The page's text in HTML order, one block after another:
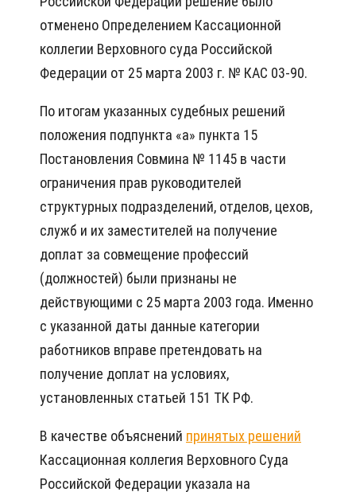
отменено Определением Кассационной
коллегии Верховного суда Российской
Федерации от 25 марта 2003 г. № КАС 03-90.
По итогам указанных судебных решений
положения подпункта «а» пункта 15
Постановления Совмина № 1145 в части
ограничения прав руководителей
структурных подразделений, отделов, цехов,
служб и их заместителей на получение
доплат за совмещение профессий
(должностей) были признаны не
действующими с 25 марта 2003 года. Именно
с указанной даты данные категории
работников вправе претендовать на
получение доплат на условиях,
установленных статьей 151 ТК РФ.
В качестве объяснений принятых решений
Кассационная коллегия Верховного Суда
Российской Федерации указала на